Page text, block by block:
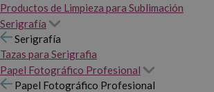
Productos de Limpieza para Sublimación
Serigrafía
Serigrafía
Tazas para Serigrafia
Papel Fotográfico Profesional
Papel Fotográfico Profesional